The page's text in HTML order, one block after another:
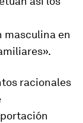
en
racionales